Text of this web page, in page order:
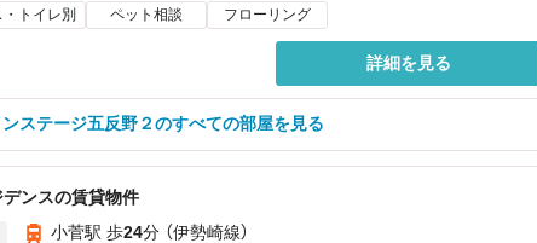
トイレ別 ペット相談 フローリング
詳細を見る
ンステージ五反野２のすべての部屋を見る
ンスの賃貸物件
小菅駅 歩24分 （伊勢崎線）